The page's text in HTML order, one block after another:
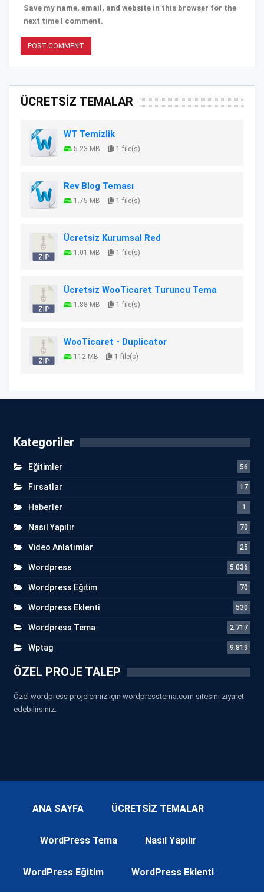
Save my name, email, and website in this browser for the
next time I comment.
ÜCRETSİZ TEMALAR
WT Temizlik
5.23 MB 1 file(s)
Rev Blog Teması
1.75 MB 1 file(s)
Ücretsiz Kurumsal Red
1.01 MB 1 file(s)
Ücretsiz WooTicaret Turuncu Tema
1.88 MB 1 file(s)
WooTicaret - Duplicator
112 MB 1 file(s)
Kategoriler
Eğitimler 56
Fırsatlar 17
Haberler 1
Nasıl Yapılır 70
Video Anlatımlar 25
Wordpress 5.036
Wordpress Eğitim 70
Wordpress Eklenti 530
Wordpress Tema 2.717
Wptag 9.819
ÖZEL PROJE TALEP
Özel wordpress projeleriniz için wordpresstema.com sitesini ziyaret
edebilirsiniz.
ANA SAYFA ÜCRETSİZ TEMALAR
WordPress Tema Nasıl Yapılır
WordPress Eğitim WordPress Eklenti